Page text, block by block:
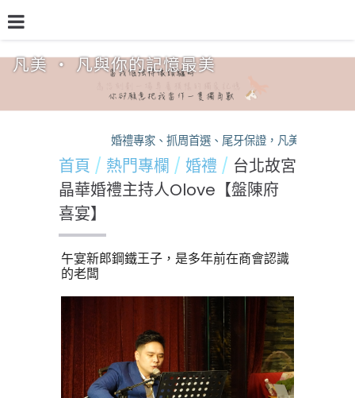
凡美 ‧ 凡與你的記憶最美
熱門專欄 熱銷方案 預約檔期
婚禮專家、抓周首選、尾牙保證，凡美，您的活動
首頁 熱門專欄 婚禮
台北故宮
晶華婚禮主持人Olove【盤陳府
喜宴】
午宴新郎鋼鐵王子，是多年前在商會認識
的老闆